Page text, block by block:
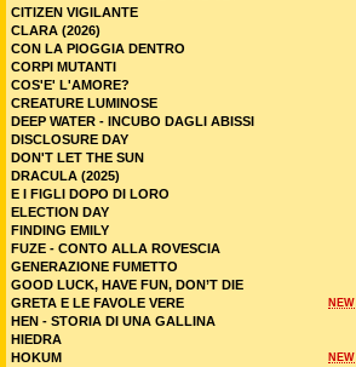
CITIZEN VIGILANTE
CLARA (2026)
CON LA PIOGGIA DENTRO
CORPI MUTANTI
COS'E' L'AMORE?
CREATURE LUMINOSE
DEEP WATER - INCUBO DAGLI ABISSI
DISCLOSURE DAY
DON'T LET THE SUN
DRACULA (2025)
E I FIGLI DOPO DI LORO
ELECTION DAY
FINDING EMILY
FUZE - CONTO ALLA ROVESCIA
GENERAZIONE FUMETTO
GOOD LUCK, HAVE FUN, DON’T DIE
NEW
GRETA E LE FAVOLE VERE
HEN - STORIA DI UNA GALLINA
HIEDRA
NEW
HOKUM